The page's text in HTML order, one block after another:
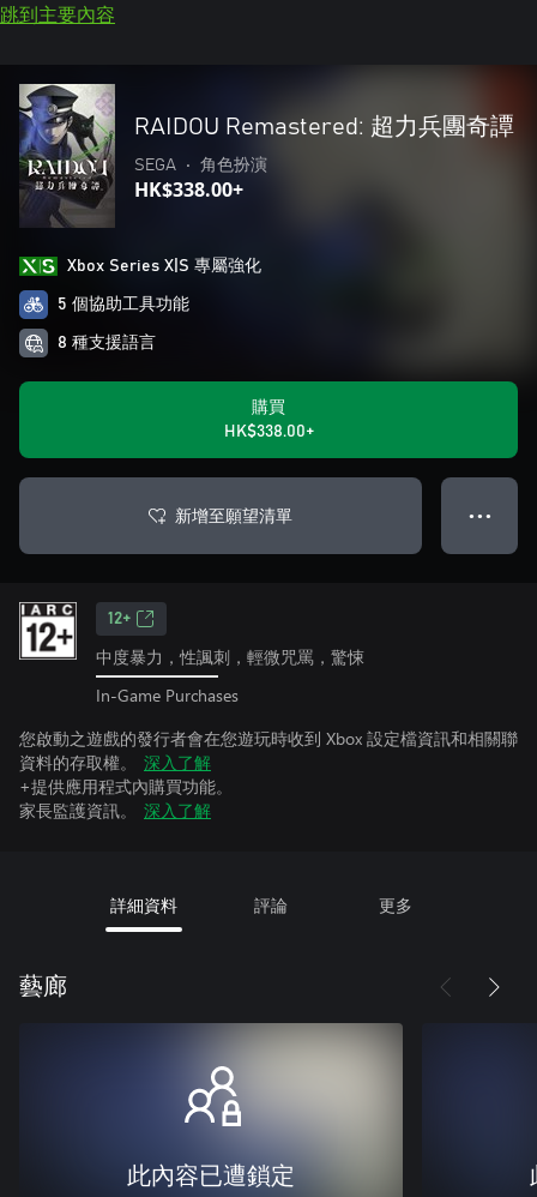
跳到主要內容
RAIDOU Remastered: 超力兵團奇譚
SEGA • 角色扮演
HK$338.00+
Xbox Series X|S 專屬強化
5 個協助工具功能
8 種支援語言
購買
HK$338.00+
新增至願望清單 ● ● ●
12+
中度暴力，性諷刺，輕微咒罵，驚悚
In-Game Purchases
您啟動之遊戲的發行者會在您遊玩時收到 Xbox 設定檔資訊和相關聯
資料的存取權。
深入了解
+提供應用程式內購買功能。
家長監護資訊。
深入了解
詳細資料 評論 更多
藝廊
此內容已遭鎖定